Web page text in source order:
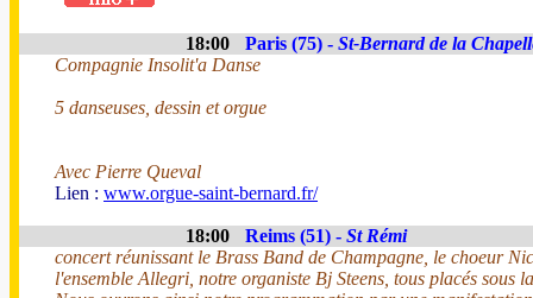
18:00 Paris (75) - St-Bernard de la
Compagnie Insolit'a Danse
5 danseuses, dessin et orgue
Avec Pierre Queval
Lien : www.orgue-saint-bernard.fr/
18:00 Reims (51) - St Rémi
concert réunissant le Brass Band de Champagne, le choeur
l'ensemble Allegri, notre organiste Bj Steens, tous placés sous